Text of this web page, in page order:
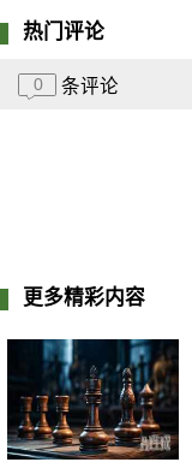
热门评论
0 条评论
更多精彩内容